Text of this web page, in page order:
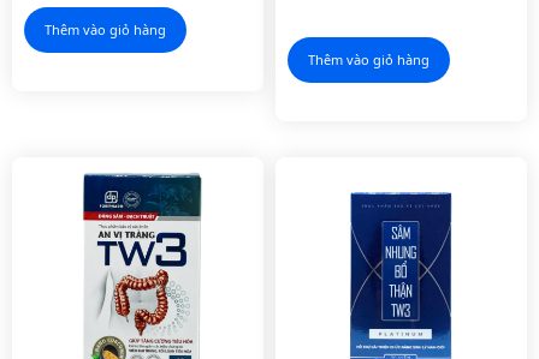
Thêm vào giỏ hàng
Thêm vào giỏ hàng